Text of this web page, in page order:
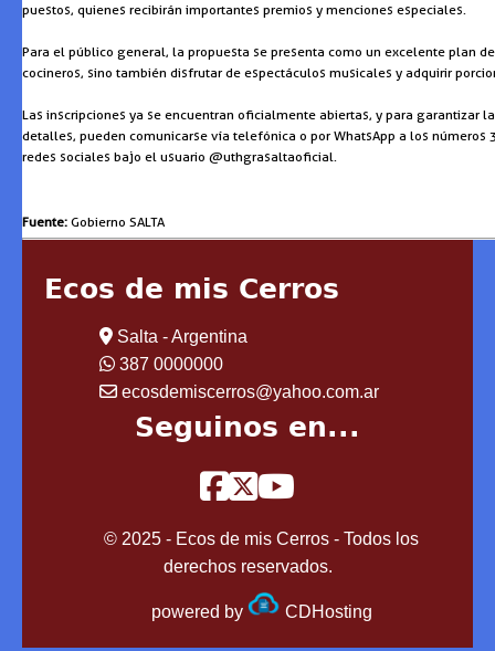
puestos, quienes recibirán importantes premios y menciones especiales.
Para el público general, la propuesta se presenta como un excelente plan
cocineros, sino también disfrutar de espectáculos musicales y adquirir
Las inscripciones ya se encuentran oficialmente abiertas, y para
detalles, pueden comunicarse vía telefónica o por WhatsApp a los
redes sociales bajo el usuario @uthgrasaltaoficial.
Fuente: Gobierno SALTA
Ecos de mis Cerros
Salta - Argentina
387 0000000
ecosdemiscerros@yahoo.com.ar
Seguinos en...
© 2025 - Ecos de mis Cerros - Todos los
derechos reservados.
powered by CDHosting